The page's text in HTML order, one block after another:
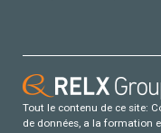
Tout le contenu de ce site:
de données, a la formation